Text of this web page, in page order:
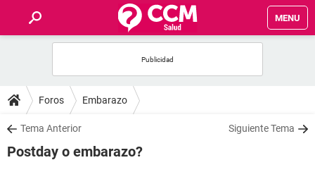
MENU
FOROS
SALUD
Foros Embarazo
Tema Anterior Siguiente Tema
Postday o embarazo?